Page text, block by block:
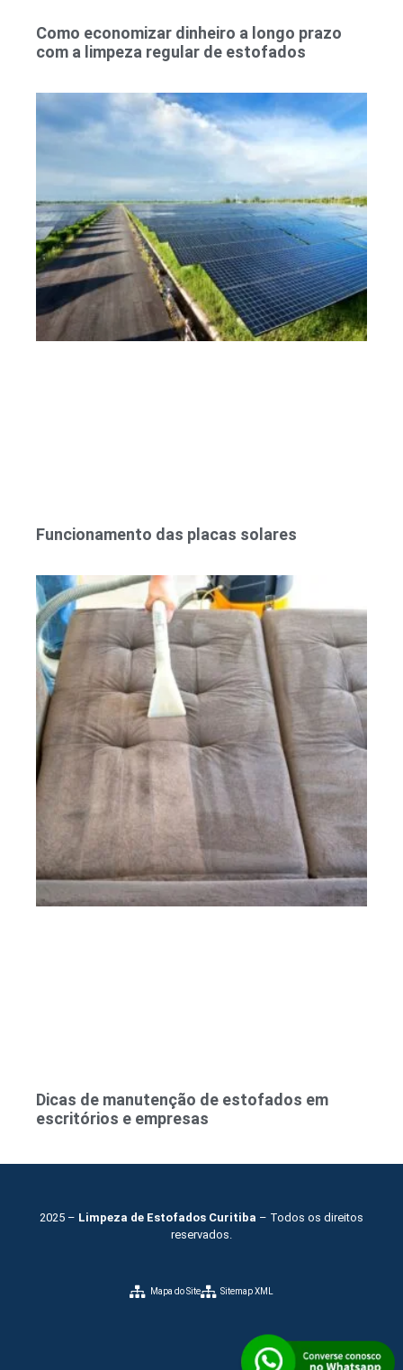
Como economizar dinheiro a longo prazo
com a limpeza regular de estofados
Funcionamento das placas solares
Dicas de manutenção de estofados em
escritórios e empresas
2025 – Limpeza de Estofados Curitiba – Todos os direitos
reservados.
Mapa do Site Sitemap XML